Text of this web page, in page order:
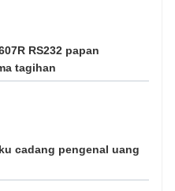
RS232 papan
tagihan
cadang pengenal uang